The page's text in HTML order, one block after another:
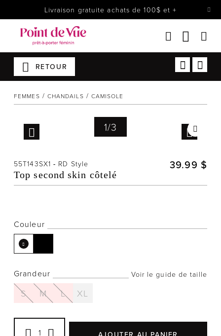
Livraison gratuite achats de 100$ et +
Accessoires
Chaussures
Soldes
Notre histoire
RETOUR
FEMMES CHANDAILS CAMISOLE
1/3
55T143SX1 - RD Style
Top second skin côtelé
39.99 $
Couleur
Grandeur Voir le guide de taille
S M L XL